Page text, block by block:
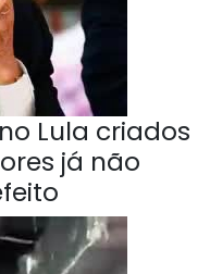
Lula criados
já não